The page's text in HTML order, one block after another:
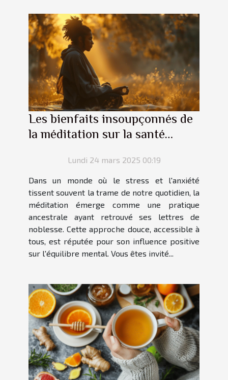
Les bienfaits insoupçonnés de
la méditation sur la santé
Lundi 24 mars 2025 00:19
Dans un monde où le stress et l'anxiété
tissent souvent la trame de notre quotidien, la
méditation émerge comme une pratique
ancestrale ayant retrouvé ses lettres de
noblesse. Cette approche douce, accessible à
tous, est réputée pour son influence positive
sur l'équilibre mental. Vous êtes invité...